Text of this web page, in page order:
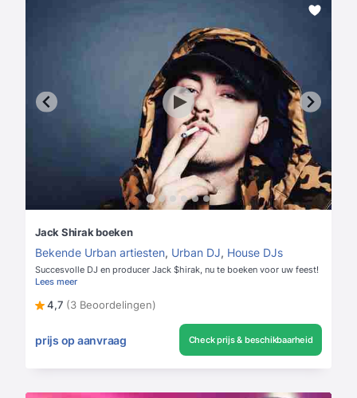
Jack Shirak boeken
Bekende Urban artiesten, Urban DJ, House DJs
Succesvolle DJ en producer Jack $hirak, nu te boeken voor uw feest!
Lees meer
4,7 (3 Beoordelingen)
prijs op aanvraag Check prijs & beschikbaarheid